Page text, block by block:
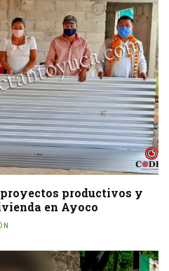
productivos y
en Ayoco